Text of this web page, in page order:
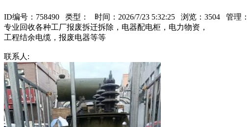
ID编号：758490 类型： 时间：2026/7/23 5:32:25 浏览：3504 管理：
专业回收各种工厂报废拆迁拆除，电器配电柜，电力物资，
工程结余电缆，报废电器等等
联系人: